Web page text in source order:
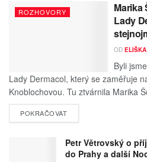
ROZHOVORY
Marika
Lady
OD
Byli
Lady Dermacol, který se zaměřuje
Knoblochovou. Tu ztvárnila Marika
POKRAČOVAT
Petr Větrovský o
do Prahy a další